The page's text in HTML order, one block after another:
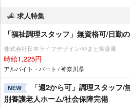
求人特集
「福祉調理スタッフ」無資格可/日勤
株式会社日本ライフデザイン/やまと笑楽庵
時給1,225円
アルバイト・パート / 神奈川県
NEW
「週2から可」調理スタッフ
別養護老人ホーム/社会保障完備